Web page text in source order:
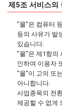
제5조 서비스의
"몰"은 컴퓨터
등의 사유가 발
있습니다.
"몰"은 제1항의
인하여 이용자
"몰"이 고의 또
아니합니다.
사업종목의 전
제공할 수 없게